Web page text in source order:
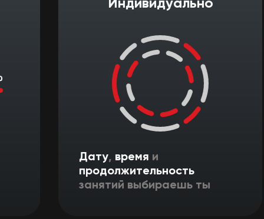
Индивидуально
Дату,времяи
продолжительность
занятий выбираешь ты